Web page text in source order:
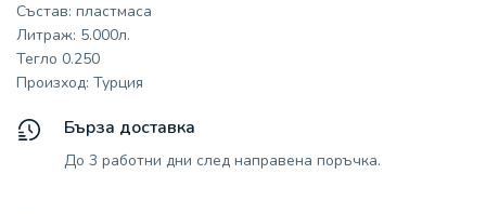
Състав: пластмаса
Литраж: 5.000л.
Тегло 0.250
Произход: Турция
Бърза доставка
До 3 работни дни след направена поръчка.